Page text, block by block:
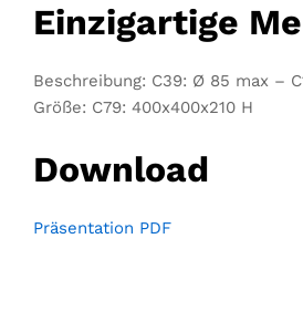
Einzigartige
Beschreibung: C39: Ø 85 max –
Größe: C79: 400x400x210 H
Download
Präsentation PDF